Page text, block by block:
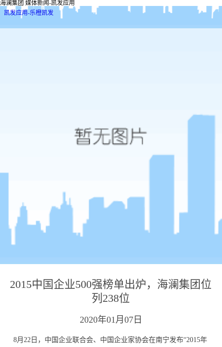
海澜集团 媒体新闻-凯发应用
凯发应用-乐橙凯发
2015中国企业500强榜单出炉，海澜集团位
列238位
2020年01月07日
8月22日，中国企业联合会、中国企业家协会在南宁发布“2015年